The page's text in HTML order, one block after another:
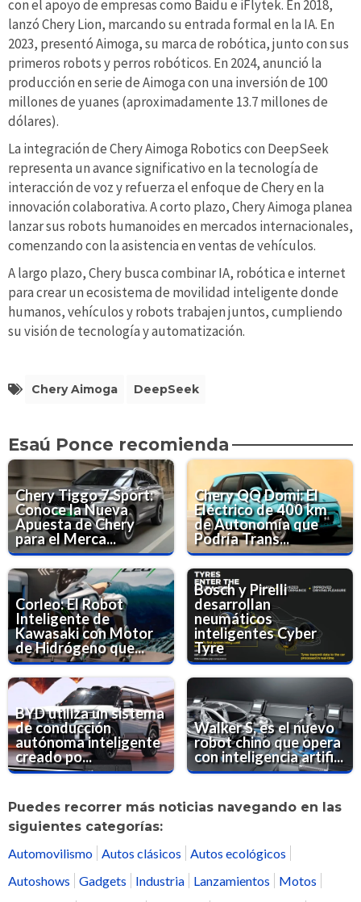
con el apoyo de empresas como Baidu e iFlytek. En 2018,
lanzó Chery Lion, marcando su entrada formal en la IA. En
2023, presentó Aimoga, su marca de robótica, junto con sus
primeros robots y perros robóticos. En 2024, anunció la
producción en serie de Aimoga con una inversión de 100
millones de yuanes (aproximadamente 13.7 millones de
dólares).
La integración de Chery Aimoga Robotics con DeepSeek
representa un avance significativo en la tecnología de
interacción de voz y refuerza el enfoque de Chery en la
innovación colaborativa. A corto plazo, Chery Aimoga planea
lanzar sus robots humanoides en mercados internacionales,
comenzando con la asistencia en ventas de vehículos.
A largo plazo, Chery busca combinar IA, robótica e internet
para crear un ecosistema de movilidad inteligente donde
humanos, vehículos y robots trabajen juntos, cumpliendo
su visión de tecnología y automatización.
Chery Aimoga DeepSeek
Esaú Ponce recomienda
Chery Tiggo 7 Sport:
Conoce la Nueva
Apuesta de Chery
para el Merca...
Chery QQ Domi: El
Eléctrico de 400 km
de Autonomía que
Podría Trans...
Corleo: El Robot
Inteligente de
Kawasaki con Motor
de Hidrógeno que...
Bosch y Pirelli
desarrollan
neumáticos
inteligentes Cyber
Tyre
BYD utiliza un sistema
de conducción
autónoma inteligente
creado po...
Walker S, es el nuevo
robot chino que opera
con inteligencia artifi...
Puedes recorrer más noticias navegando en las
siguientes categorías:
Automovilismo Autos clásicos
Autos ecológicos
Autoshows
Gadgets Industria Lanzamientos
Motos